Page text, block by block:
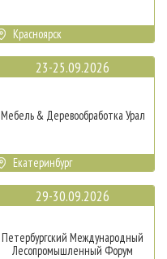
Красноярск
23-25.09.2026
Мебель & Деревообработка Урал
Екатеринбург
29-30.09.2026
Петербургский Международный
Лесопромышленный Форум